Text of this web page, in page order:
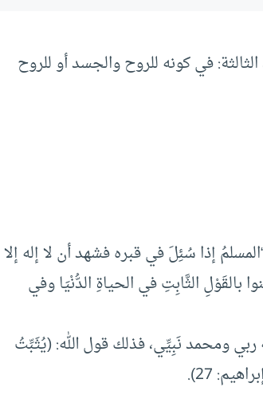
في كونه للروح والجسد أو للروح
إذا سُئِلَ في قبره فشهد أن لا إله إلا
بالقَوْلِ الثَّابِتِ في الحياةِ الدُّنْيَا وفي
ومحمد نَبِيِّي، فذلك قول الله: (يُثَبِّتُ
27).